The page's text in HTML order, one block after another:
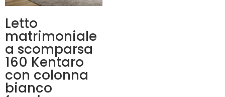
Letto
matrimoniale
a scomparsa
160 Kentaro
con colonna
bianco